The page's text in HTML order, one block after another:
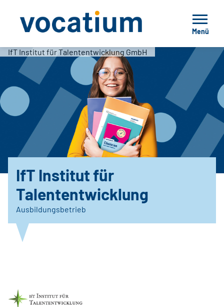
Menü
IfT Institut für Talententwicklung GmbH
IfT Institut für
Talententwicklung
Ausbildungsbetrieb